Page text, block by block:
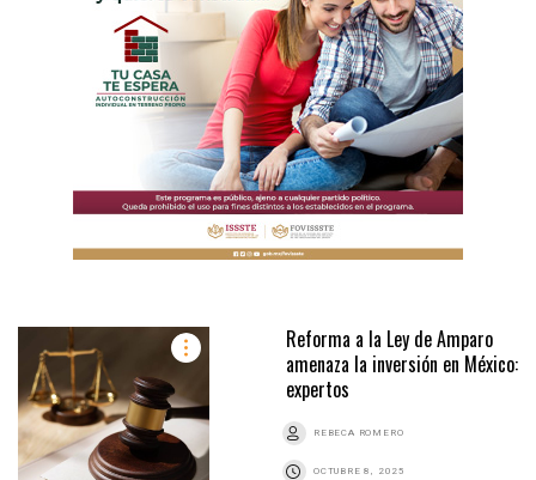
Reforma a la Ley de Amparo
amenaza la inversión en México:
expertos
REBECA ROMERO
OCTUBRE 8, 2025